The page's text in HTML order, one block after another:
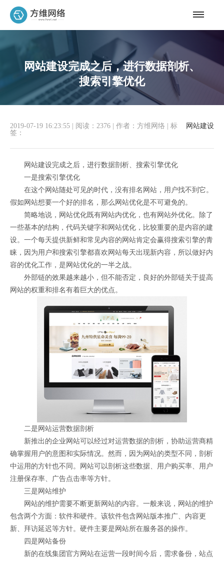
网站建设完成之后，进行数据剖析、
搜索引擎优化
网站建设
2019-07-19 16:23:55 阅读：2376 作者：方维网络
标
签：
网站建设完成之后，进行数据剖析、搜索引擎优化
一是搜索引擎优化
在这个网站随处可见的时代，没有排名网站，用户找不到它。
假如网站想要一个好的排名，那么网站优化是不可避免的。
简略地说，网站优化既有网站内优化，也有网站外优化。除了
一些基本的结构，代码关键字和网站优化，比较重要的是内容的建
设。一个每天提供新鲜和常见内容的网站肯定会赢得搜索引擎的青
睐，因为用户和搜索引擎都喜欢网站每天出现新内容，所以做好内
容的优化工作，是网站优化的一半之战。
外部链的效果越来越小，但不能否定，良好的外部链关于提高
网站的权重和排名有着巨大的优点。
二是网站运营数据剖析
新推出的企业网站可以经过对运营数据的剖析，协助运营商精
确掌握用户的意图和实际情况。然而，因为网站的类型不同，剖析
中运用的方针也不同。网站可以剖析这些数据、用户购买率、用户
注册保存率、广告点击率等方针。
三是网站维护
网站的维护需要不断更新网站的内容。一般来说，网站的维护
包含两个方面：软件和硬件。该软件包含网站版本推广、内容更
新、拜访延迟等方针。硬件主要是网站所在服务器的操作。
四是网站备份
新的在线集团官方网站在运营一段时间今后，需求备份，站点